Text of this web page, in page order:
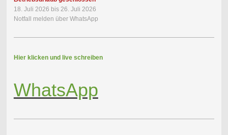
18. Juli 2026 bis 26. Juli 2026
Notfall melden über WhatsApp
Hier klicken und live schreiben
WhatsApp